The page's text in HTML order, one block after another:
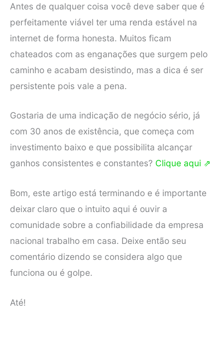
Antes de qualquer coisa você deve saber que é
perfeitamente viável ter uma renda estável na
internet de forma honesta. Muitos ficam
chateados com as enganações que surgem pelo
caminho e acabam desistindo, mas a dica é ser
persistente pois vale a pena.
Gostaria de uma indicação de negócio sério, já
com 30 anos de existência, que começa com
investimento baixo e que possibilita alcançar
ganhos consistentes e constantes? Clique aqui ⇗
Bom, este artigo está terminando e é importante
deixar claro que o intuito aqui é ouvir a
comunidade sobre a confiabilidade da empresa
nacional trabalho em casa. Deixe então seu
comentário dizendo se considera algo que
funciona ou é golpe.
Até!